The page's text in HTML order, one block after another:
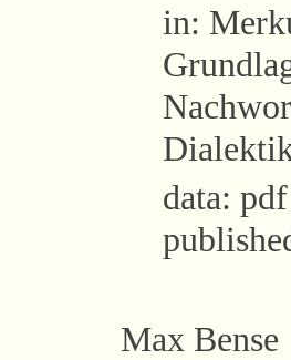
in:
data:
Max Bense